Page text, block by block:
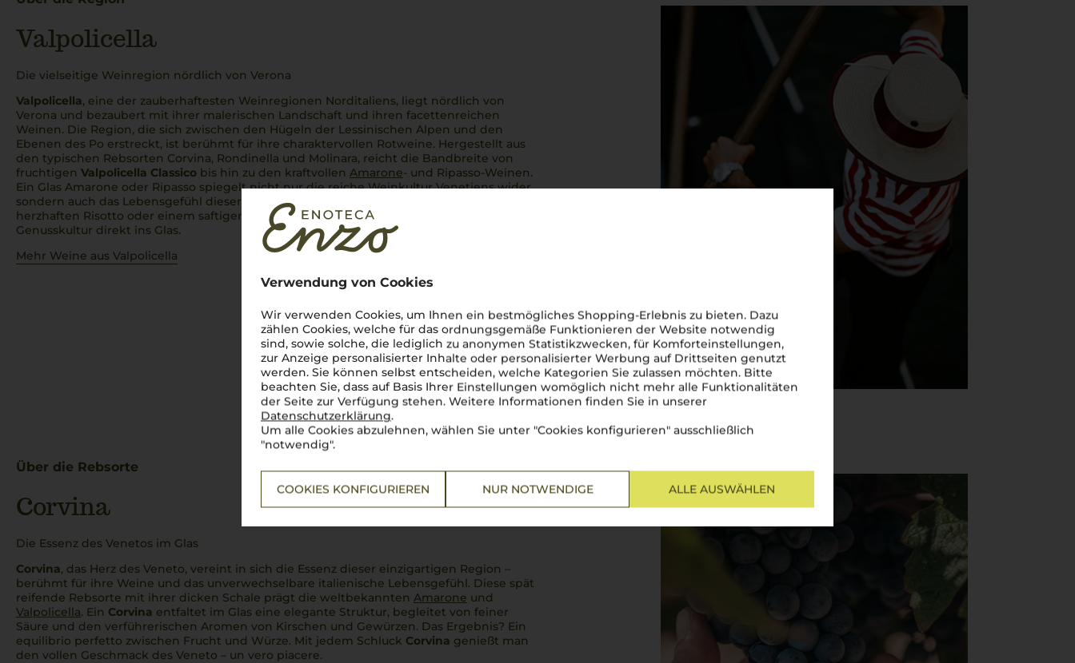
Verwendung von Cookies
Wir verwenden Cookies, um Ihnen ein bestmögliches Shopping-Erlebnis zu bieten. Dazu
zählen Cookies, welche für das ordnungsgemäße Funktionieren der Website notwendig
sind, sowie solche, die lediglich zu anonymen Statistikzwecken, für Komforteinstellungen,
zur Anzeige personalisierter Inhalte oder personalisierter Werbung auf Drittseiten genutzt
werden. Sie können selbst entscheiden, welche Kategorien Sie zulassen möchten. Bitte
beachten Sie, dass auf Basis Ihrer Einstellungen womöglich nicht mehr alle Funktionalitäten
der Seite zur Verfügung stehen. Weitere Informationen finden Sie in unserer
Datenschutzerklärung.
Um alle Cookies abzulehnen, wählen Sie unter "Cookies konfigurieren" ausschließlich
"notwendig".
COOKIES KONFIGURIEREN NUR NOTWENDIGE ALLE AUSWÄHLEN
Valpolicella
Die vielseitige Weinregion nördlich von Verona
Valpolicella, eine der zauberhaftesten Weinregionen Norditaliens, liegt nördlich von
Verona und bezaubert mit ihrer malerischen Landschaft und ihren facettenreichen
Weinen. Die Region, die sich zwischen den Hügeln der Lessinischen Alpen und den
Ebenen des Po erstreckt, ist berühmt für ihre charaktervollen Rotweine. Hergestellt aus
den typischen Rebsorten Corvina, Rondinella und Molinara, reicht die Bandbreite von
fruchtigen Valpolicella Classico bis hin zu den kraftvollen Amarone- und Ripasso-Weinen.
Ein Glas Amarone oder Ripasso spiegelt nicht nur die reiche WeinkulturVenetienswider,
sondern auch das Lebensgefühl dieser einzigartigen Region.
herzhaften Risotto oder einem saftigen Brasato –Valpolicellabringt die italienische
Genusskultur direkt ins Glas.
Mehr Weine aus Valpolicella
Über die Rebsorte
Corvina
Die Essenz des Venetos im Glas
Corvina, das Herz des Veneto, vereint in sich die Essenz dieser einzigartigen Region –
berühmt für ihre Weine und das unverwechselbare italienische Lebensgefühl. Diese spät
reifende Rebsorte mit ihrer dicken Schale prägt die weltbekannten Amarone und
Valpolicella. Ein Corvina entfaltet im Glas eine elegante Struktur, begleitet von feiner
Säure und den verführerischen Aromen von Kirschen und Gewürzen. Das Ergebnis? Ein
equilibrio perfetto zwischen Frucht und Würze. Mit jedem Schluck Corvina genießt man
den vollen Geschmack des Veneto – un vero piacere.